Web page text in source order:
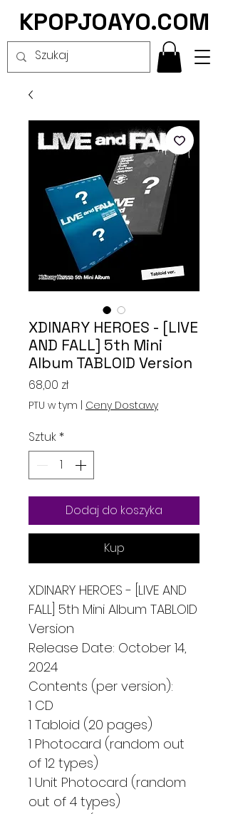
KPOPJOAYO.COM
XDINARY HEROES - [LIVE
AND FALL] 5th Mini
Album TABLOID Version
68,00 złCena
PTU w tym Ceny Dostawy
Sztuk *
Dodaj do koszyka
Kup
XDINARY HEROES - [LIVE AND
FALL] 5th Mini Album TABLOID
Version
Release Date: October 14,
2024
Contents (per version):
1 CD
1 Tabloid (20 pages)
1 Photocard (random out
of 12 types)
1 Unit Photocard (random
out of 4 types)